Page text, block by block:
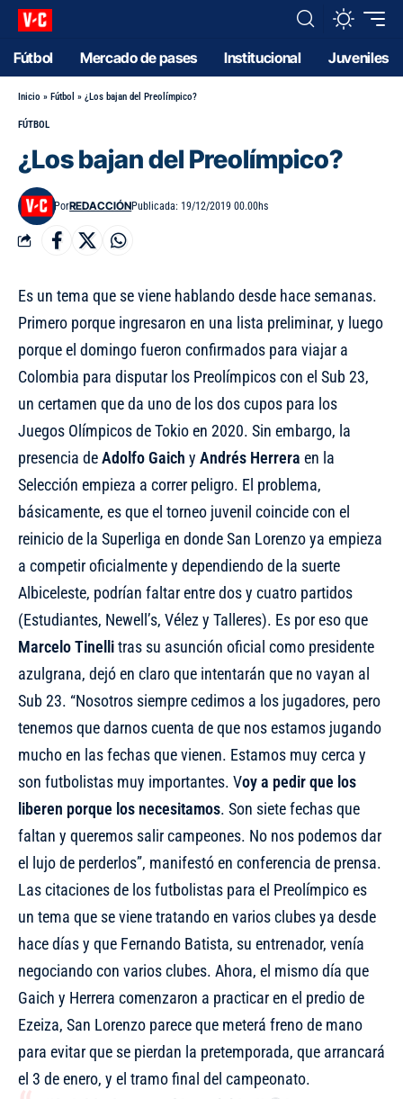
Fútbol Mercado de pases Institucional Juveniles
Inicio » Fútbol » ¿Los bajan del Preolímpico?
FÚTBOL
¿Los bajan del Preolímpico?
PorREDACCIÓNPublicada: 19/12/2019 00.00hs
Es un tema que se viene hablando desde hace semanas.
Primero porque ingresaron en una lista preliminar, y luego
porque el domingofueron confirmados para viajar a
Colombia para disputar los Preolímpicoscon el Sub 23,
un certamen que da uno de los dos cupos para los
Juegos Olímpicos de Tokio en 2020. Sin embargo, la
presencia deAdolfo Gaich y Andrés Herrera en la
Selección empieza a correr peligro. El problema,
básicamente, es que el torneo juvenil coincide con el
reinicio de la Superliga en donde San Lorenzo ya empieza
a competir oficialmente y dependiendo de la suerte
Albiceleste, podrían faltar entre dos y cuatro partidos
(Estudiantes, Newell’s, Vélez y Talleres). Es por eso que
Marcelo Tinellitras su asunción oficial como presidente
azulgrana, dejó en claro que intentarán que no vayan al
Sub 23. “Nosotros siempre cedimos a los jugadores, pero
tenemos que darnos cuenta de que nos estamos jugando
mucho en las fechas que vienen. Estamos muy cerca y
son futbolistas muy importantes. Voy a pedir que los
liberen porque los necesitamos. Son siete fechas que
faltan y queremos salir campeones. No nos podemos dar
el lujo de perderlos”, manifestó en conferencia de prensa.
Las citaciones de los futbolistas para el Preolímpico es
un tema que se viene tratando en varios clubes ya desde
hace días y que Fernando Batista, su entrenador, venía
negociando con varios clubes. Ahora, el mismo día que
Gaich y Herrera comenzaron a practicar en el predio de
Ezeiza, San Lorenzo parece que meterá freno de mano
para evitar que se pierdan la pretemporada, que arrancará
el 3 de enero, y el tramo final del campeonato.